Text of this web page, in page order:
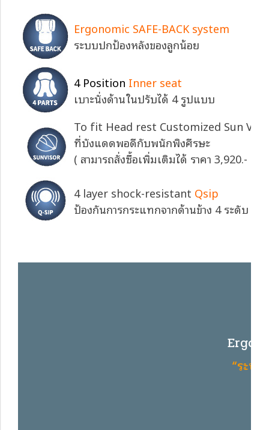
Ergonomic SAFE-BACK system
ระบบปกป้องหลังของลูกน้อย
4 Position Inner seat
เบาะนั่งด้านในปรับได้ 4 รูปแบบ
To fit Head rest Customized Sun
ที่บังแดดพอดีกับพนักพิงศีรษะ
( สามารถสั่งซื้อเพิ่มเติมได้ ราคา 3,920.-
4 layer shock-resistant Qsip
ป้องกันการกระแทกจากด้านข้าง 4 ระดับ
“ระบ